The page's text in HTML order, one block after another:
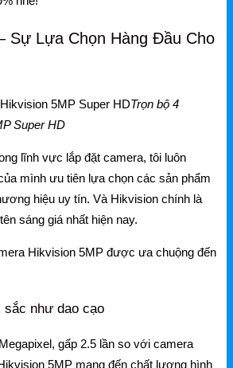
Switch
WiFi
NetMax
Router WiFi
WiFi 4G/5G
Sự Lựa Chọn Hàng Đầu Cho
Trọn bộ 4
Super HD
lĩnh vực lắp đặt camera, tôi luôn
mình ưu tiên lựa chọn các sản phẩm
hiệu uy tín. Và Hikvision chính là
sáng giá nhất hiện nay.
Hikvision 5MP được ưa chuộng đến
sắc như dao cạo
gấp 2.5 lần so với camera
5MP mang đến chất lượng hình